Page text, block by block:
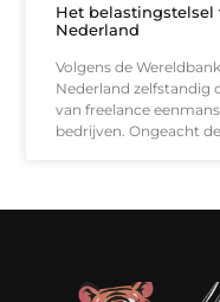
Het
Nederland
Volgens de
Nederland zelfstandig
van freelance
bedrijven. Ongeacht